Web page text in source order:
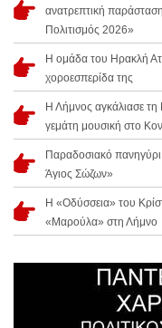
ανατρεπτική
Πολιτισμός 2026»
Η ομάδα του Ηρακλή
χοροεσπερίδα της
Η Λήμνος αγκάλιασε
γεμάτη μουσική στο
Παραδοσιακό
Άγιος Σώζων»
Η «Οδύσσεια» του
«Μαρούλα» στη Λήμνο